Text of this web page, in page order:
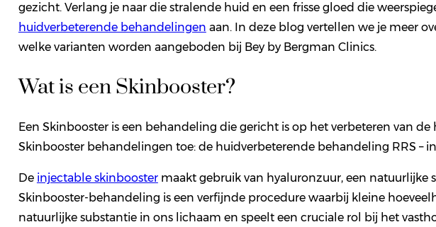
gezicht. Verlang je naar die stralende huid en een frisse gloed die
huidverbeterende behandelingen aan. In deze blog vertellen we je meer
welke varianten worden aangeboden bij Bey by Bergman Clinics.
Wat is een Skinbooster?
Een Skinbooster is een behandeling die gericht is op het verbeteren van
Skinbooster behandelingen toe: de huidverbeterende behandeling RRS –
De injectable skinboostermaakt gebruik van hyaluronzuur, een natuurlijke
Skinbooster-behandeling is een verfijnde procedure waarbij kleine
natuurlijke substantie in ons lichaam en speelt een cruciale rol bij het